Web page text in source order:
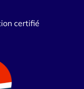
certifié